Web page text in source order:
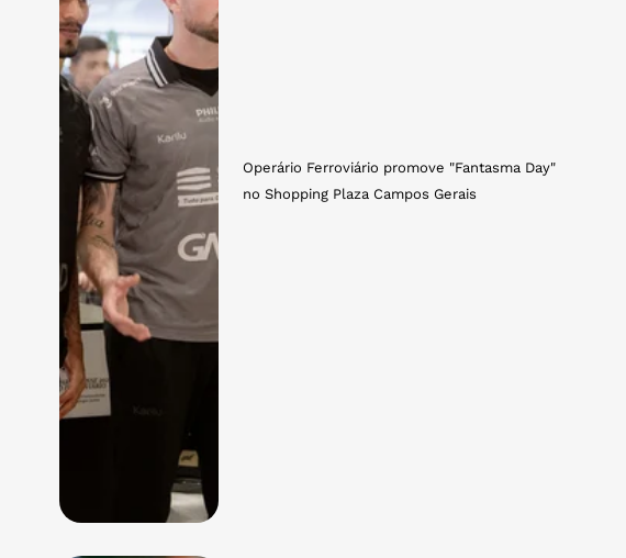
Operário Ferroviário promove "Fantasma Day"
no Shopping Plaza Campos Gerais